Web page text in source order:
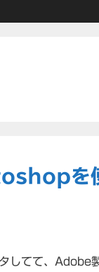
を
してて、Adobe